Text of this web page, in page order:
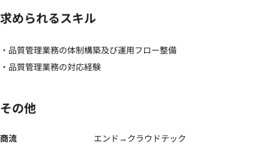
求められるスキル
・品質管理業務の体制構築及び運用フロー整備
・品質管理業務の対応経験
その他
商流
エンド→クラウドテック